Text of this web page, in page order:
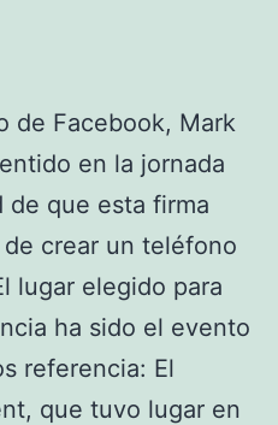
de Facebook, Mark
en la jornada
de que esta firma
crear un teléfono
lugar elegido para
ha sido el evento
referencia: El
que tuvo lugar en